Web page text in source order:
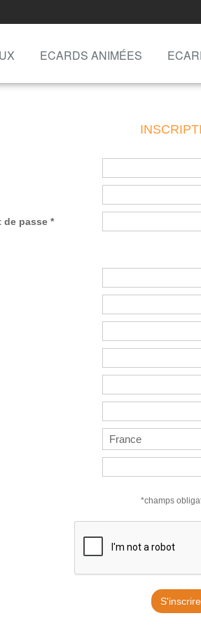
ECARDS ANIMÉES
de passe *
*champs